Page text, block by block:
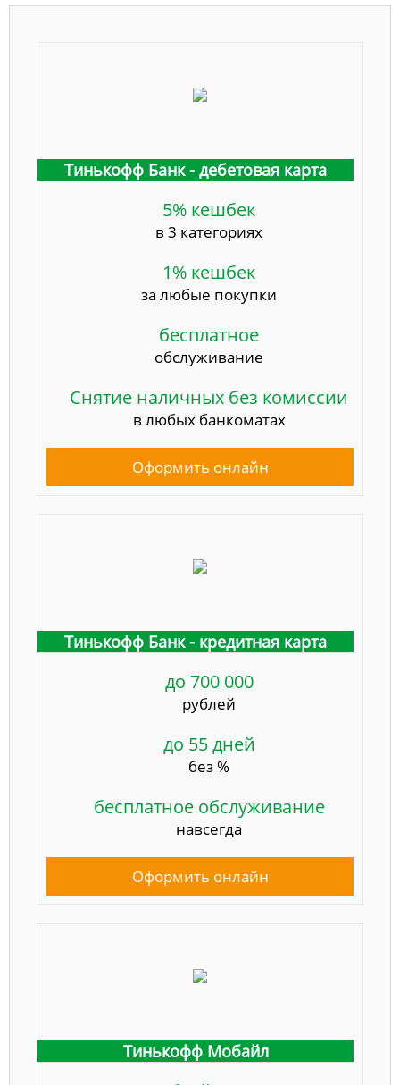
Тинькофф Банк - дебетовая карта
5% кешбек
в 3 категориях
1% кешбек
за любые покупки
бесплатное
обслуживание
Снятие наличных без комиссии
в любых банкоматах
Оформить онлайн
Тинькофф Банк - кредитная карта
до 700 000
рублей
до 55 дней
без %
бесплатное обслуживание
навсегда
Оформить онлайн
Тинькофф Мобайл